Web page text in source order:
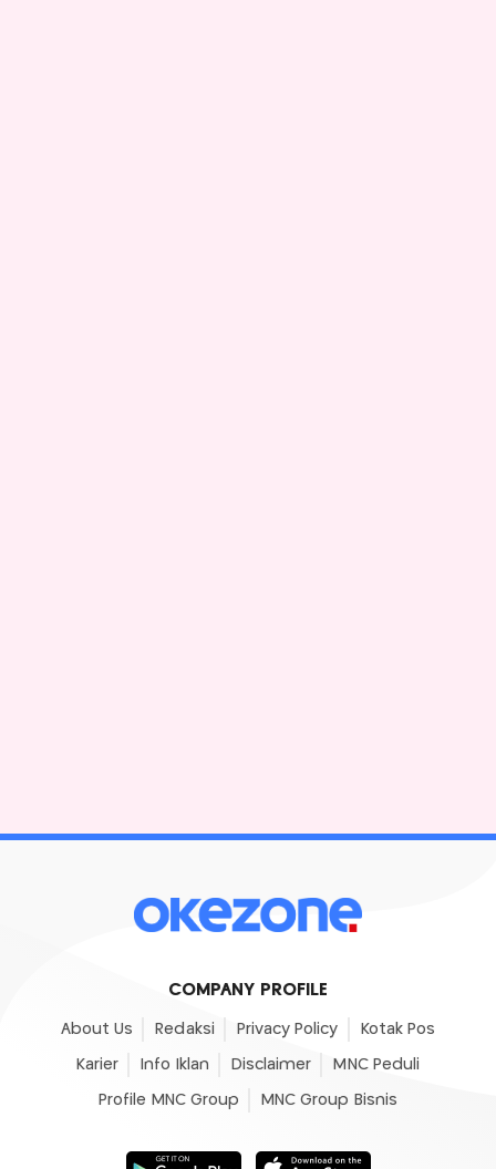
COMPANY PROFILE
About Us Redaksi Privacy Policy Kotak Pos
Karier Info Iklan Disclaimer MNC Peduli
Profile MNC Group MNC Group Bisnis